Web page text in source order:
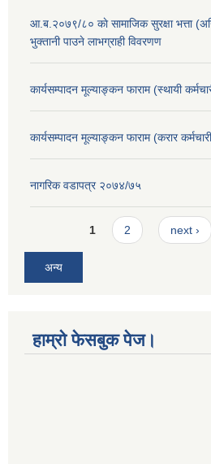
आ.ब.२०७९/८० काे सामाजिक सुरक्षा भत्ता
भुक्तानी पाउने लाभग्राही विवरणण
कार्यसम्पादन मूल्याङ्कन फाराम (स्थायी
कार्यसम्पादन मूल्याङ्कन फाराम (करार
नागरिक वडापत्र २०७४/७५
Pages1 2 next ›
अन्य
हाम्रो फेसबुक पेज।